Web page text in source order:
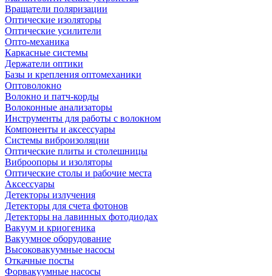
Вращатели поляризации
Оптические изоляторы
Оптические усилители
Опто-механика
Каркасные системы
Держатели оптики
Базы и крепления оптомеханики
Оптоволокно
Волокно и патч-корды
Волоконные анализаторы
Инструменты для работы с волокном
Компоненты и аксессуары
Системы виброизоляции
Оптические плиты и столешницы
Виброопоры и изоляторы
Оптические столы и рабочие места
Аксессуары
Детекторы излучения
Детекторы для счета фотонов
Детекторы на лавинных фотодиодах
Вакуум и криогеника
Вакуумное оборудование
Высоковакуумные насосы
Откачные посты
Форвакуумные насосы